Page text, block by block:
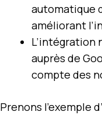
automatique
améliorant
L’intégration
auprès de
compte des
Prenons l’exemple